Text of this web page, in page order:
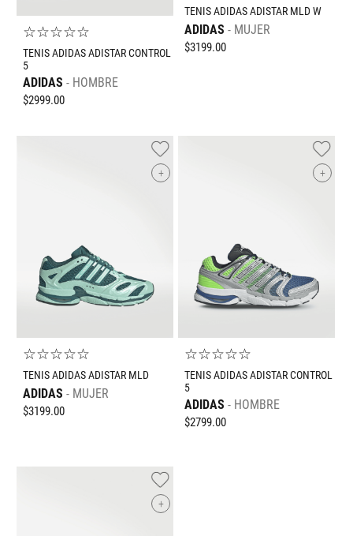
☆☆☆☆☆
TENIS ADIDAS ADISTAR CONTROL
5
ADIDAS HOMBRE
$2999.00
TENIS ADIDAS ADISTAR MLD W
ADIDAS MUJER
$3199.00
+
☆☆☆☆☆
TENIS ADIDAS ADISTAR MLD
ADIDAS MUJER
$3199.00
+
☆☆☆☆☆
TENIS ADIDAS ADISTAR CONTROL
5
ADIDAS HOMBRE
$2799.00
+